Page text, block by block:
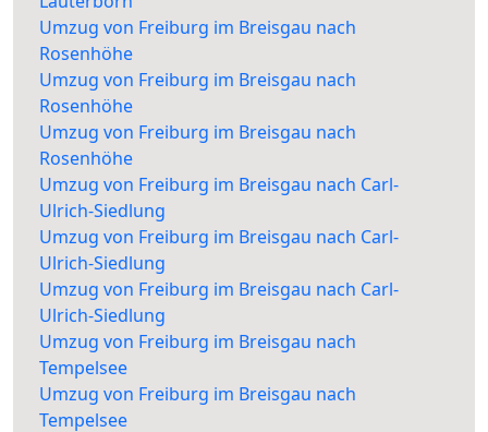
Umzug von Freiburg im Breisgau nach
Rosenhöhe
Umzug von Freiburg im Breisgau nach
Rosenhöhe
Umzug von Freiburg im Breisgau nach
Rosenhöhe
Umzug von Freiburg im Breisgau nach Carl-
Ulrich-Siedlung
Umzug von Freiburg im Breisgau nach Carl-
Ulrich-Siedlung
Umzug von Freiburg im Breisgau nach Carl-
Ulrich-Siedlung
Umzug von Freiburg im Breisgau nach
Tempelsee
Umzug von Freiburg im Breisgau nach
Tempelsee